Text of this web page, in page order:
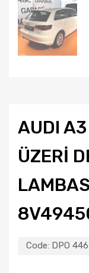
AUDI
ÜZERI
Code: DPO